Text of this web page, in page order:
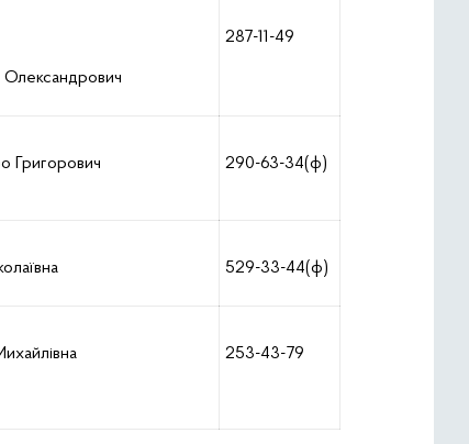
Олександрович
287-11-49
Григорович 290-63-34(ф)
529-33-44(ф)
253-43-79